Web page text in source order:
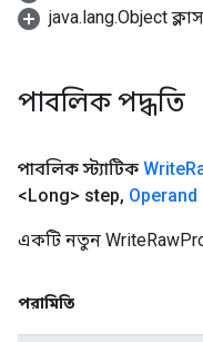
java.lang.Object
পাবলিক পদ্ধতি
পাবলিক স্ট্যাটিক Write
<Long> step, Operand
একটি নতুন
পরামিতি